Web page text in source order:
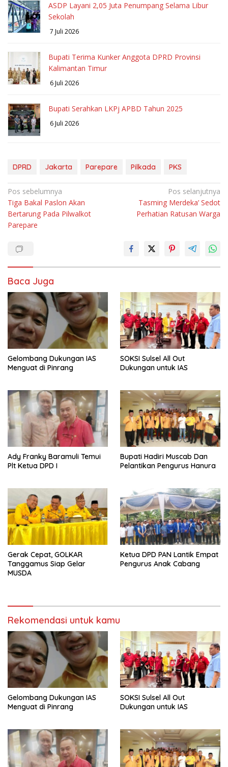
ASDP Layani 2,05 Juta Penumpang Selama Libur
Sekolah
7 Juli 2026
Bupati Terima Kunker Anggota DPRD Provinsi
Kalimantan Timur
6 Juli 2026
Bupati Serahkan LKPj APBD Tahun 2025
6 Juli 2026
DPRD Jakarta Parepare Pilkada PKS
Navigasi
pos
Pos sebelumnya
Tiga Bakal Paslon Akan
Bertarung Pada Pilwalkot
Parepare
Pos selanjutnya
Tasming Merdeka’ Sedot
Perhatian Ratusan Warga
Baca Juga
Gelombang Dukungan IAS
Menguat di Pinrang
SOKSI Sulsel All Out
Dukungan untuk IAS
Ady Franky Baramuli Temui
Plt Ketua DPD I
Bupati Hadiri Muscab Dan
Pelantikan Pengurus Hanura
Gerak Cepat, GOLKAR
Tanggamus Siap Gelar
MUSDA
Ketua DPD PAN Lantik Empat
Pengurus Anak Cabang
Rekomendasi untuk kamu
Gelombang Dukungan IAS
Menguat di Pinrang
SOKSI Sulsel All Out
Dukungan untuk IAS